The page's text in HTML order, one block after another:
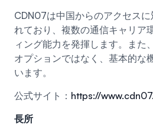
CDN07は中国からのアクセス
れており、複数の通信キャリア
ィング能力を発揮します。また
オプションではなく、基本的な
います。
公式サイト： https://
長所